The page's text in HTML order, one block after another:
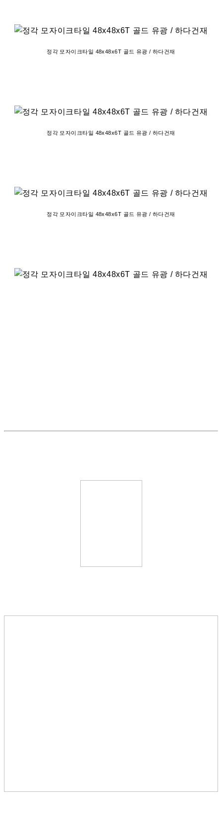
정각 모자이크타일 48x48x6T 골드 유광 / 하다건재
정각 모자이크타일 48x48x6T 골드 유광 / 하다건재
정각 모자이크타일 48x48x6T 골드 유광 / 하다건재